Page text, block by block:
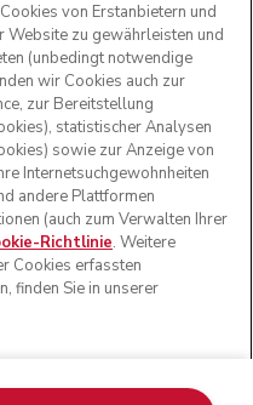
UNS
sind eingetragene
von Erstanbietern und
Website zu gewährleisten und
(unbedingt notwendige
wir Cookies auch zur
zur Bereitstellung
statistischer Analysen
sowie zur Anzeige von
Internetsuchgewohnheiten
andere Plattformen
(auch zum Verwalten Ihrer
Richtlinie. Weitere
Cookies erfassten
finden Sie in unserer